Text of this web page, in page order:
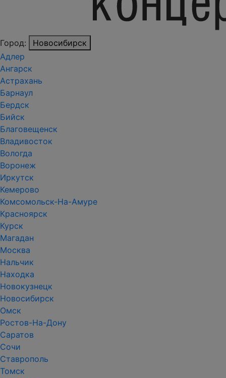
Город:
Новосибирск
Адлер
Ангарск
Астрахань
Барнаул
Бердск
Бийск
Благовещенск
Владивосток
Вологда
Воронеж
Иркутск
Кемерово
Комсомольск-На-Амуре
Красноярск
Курск
Магадан
Москва
Нальчик
Находка
Новокузнецк
Новосибирск
Омск
Ростов-На-Дону
Саратов
Сочи
Ставрополь
Томск